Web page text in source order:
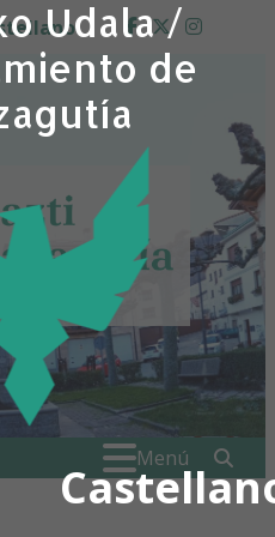
Udala /
de
facebook
twitter
Menú